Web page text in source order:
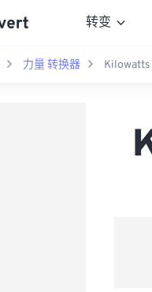
转变
力量 转换器